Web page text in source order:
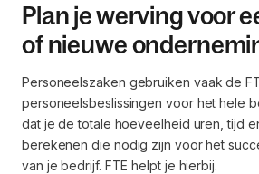
Plan je werving voor
of nieuwe
Personeelszaken gebruiken vaak de
personeelsbeslissingen voor het hele
dat je de totale hoeveelheid uren, tijd
berekenen die nodig zijn voor het
van je bedrijf. FTE helpt je hierbij.